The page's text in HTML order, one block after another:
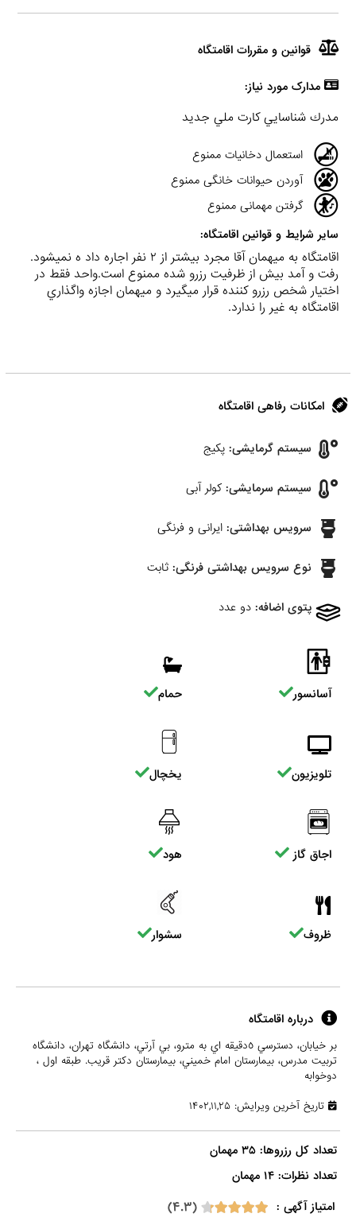
قوانین و مقررات اقامتگاه
مدارک مورد نیاز:
مدرك شناسايي كارت ملي جديد
استعمال دخانیات ممنوع
آوردن حیوانات خانگی ممنوع
گرفتن مهمانی ممنوع
سایر شرایط و قوانین اقامتگاه:
اقامتگاه به ميهمان آقا مجرد بيشتر از ٢ نفر اجاره داد ه نميشود.
رفت و آمد بيش از ظرفيت رزرو شده ممنوع است.واحد فقط در
اختيار شخص رزرو كننده قرار ميگيرد و ميهمان اجازه واگذاري
اقامتگاه به غير را ندارد.
امکانات رفاهی اقامتگاه
سیستم گرمایشی: پکیج
سیستم سرمایشی: کولر آبی
سرویس بهداشتی: ایرانی و فرنگی
نوع سرویس بهداشتی فرنگی: ثابت
پتوی اضافه: دو عدد
آسانسور حمام
تلویزیون یخچال
اجاق گاز هود
ظروف سشوار
درباره اقامتگاه
بر خيابان، دسترسي ٥دقيقه اي به مترو، بي آرتي، دانشگاه تهران، دانشگاه
تربيت مدرس، بيمارستان امام خميني، بيمارستان دكتر قريب. طبقه اول ،
دوخوابه
تاریخ آخرین ویرایش: ۱۴۰۲,۱۱,۲۵
تعداد کل رزروها: ۳۵ مهمان
تعداد نظرات: ۱۴ مهمان
امتیاز آگهی :
(۴.۳)